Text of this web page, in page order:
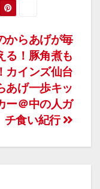
からあげが毎
る！豚角煮も
カインズ仙台
あげ一歩キッ
ー＠中の人ガ
チ食い紀行